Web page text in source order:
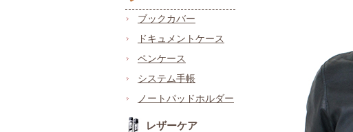
ブックカバー
ドキュメントケース
ペンケース
システム手帳
ノートパッドホルダー
レザーケア